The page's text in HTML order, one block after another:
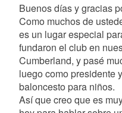
Buenos días y gracias
Como muchos de
es un lugar especial
fundaron el club en
Cumberland, y pasé
luego como presidente
baloncesto para niños.
Así que creo que es